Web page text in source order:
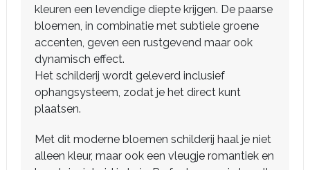
kleuren een levendige diepte krijgen. De paarse
bloemen, in combinatie met subtiele groene
accenten, geven een rustgevend maar ook
dynamisch effect.
Het schilderij wordt geleverd inclusief
ophangsysteem, zodat je het direct kunt
plaatsen.
Met dit moderne bloemen schilderij haal je niet
alleen kleur, maar ook een vleugje romantiek en